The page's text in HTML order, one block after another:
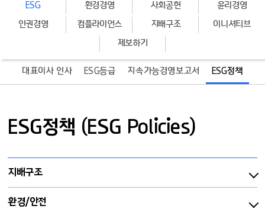
ESG 환경경영 사회공헌
윤리경영
인권경영
컴플라이언스 지배구조
이니셔티브
제보하기
대표이사 인사 ESG등급 지속가능경영보고서 ESG정책
ESG정책 (ESG Policies)
지배구조
환경/안전